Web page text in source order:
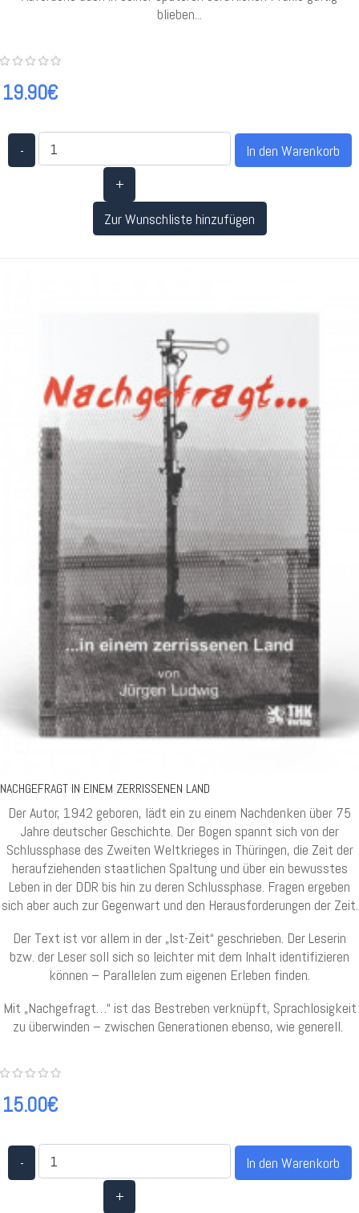
blieben...
19.90€
-
+
Zur Wunschliste hinzufügen
NACHGEFRAGT IN EINEM ZERRISSENEN LAND
Der Autor, 1942 geboren, lädt ein zu einem Nachdenken über 75
Jahre deutscher Geschichte. Der Bogen spannt sich von der
Schlussphase des Zweiten Weltkrieges in Thüringen, die Zeit der
heraufziehenden staatlichen Spaltung und über ein bewusstes
Leben in der DDR bis hin zu deren Schlussphase. Fragen ergeben
sich aber auch zur Gegenwart und den Herausforderungen der Zeit.
Der Text ist vor allem in der „Ist-Zeit“ geschrieben. Der Leserin
bzw. der Leser soll sich so leichter mit dem Inhalt identifizieren
können – Parallelen zum eigenen Erleben finden.
Mit „Nachgefragt…“ ist das Bestreben verknüpft, Sprachlosigkeit
zu überwinden – zwischen Generationen ebenso, wie generell.
15.00€
-
+